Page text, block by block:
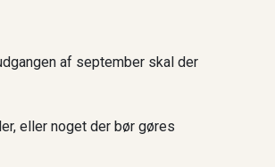
af september skal der
eller noget der bør gøres